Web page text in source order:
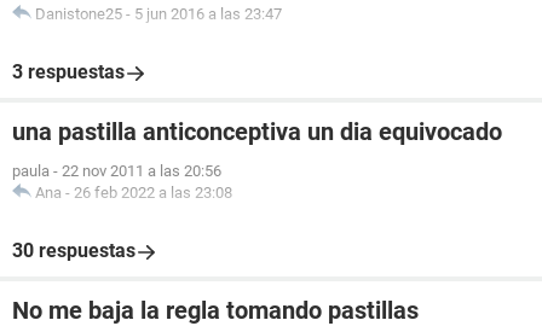
Danistone25 - 5 jun 2016 a las 23:47
3 respuestas
una pastilla anticonceptiva un dia equivocado
paula - 22 nov 2011 a las 20:56
Ana - 26 feb 2022 a las 23:08
30 respuestas
No me baja la regla tomando pastillas